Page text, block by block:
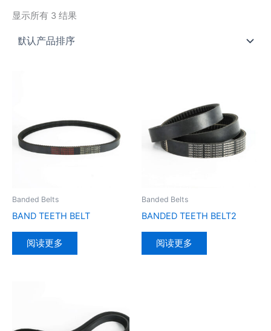
显示所有 3 结果
Banded Belts
BAND TEETH BELT
阅读更多
Banded Belts
BANDED TEETH BELT2
阅读更多